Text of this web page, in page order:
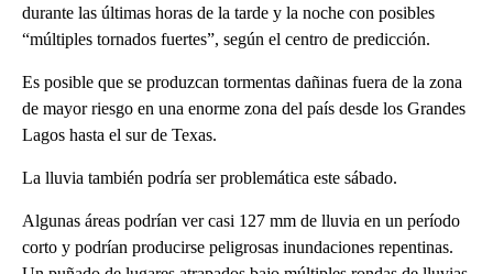
durante las últimas horas de la tarde y la noche con posibles
“múltiples tornados fuertes”, según el centro de predicción.
Es posible que se produzcan tormentas dañinas fuera de la zona
de mayor riesgo en una enorme zona del país desde los Grandes
Lagos hasta el sur de Texas.
La lluvia también podría ser problemática este sábado.
Algunas áreas podrían ver casi 127 mm de lluvia en un período
corto y podrían producirse peligrosas inundaciones repentinas.